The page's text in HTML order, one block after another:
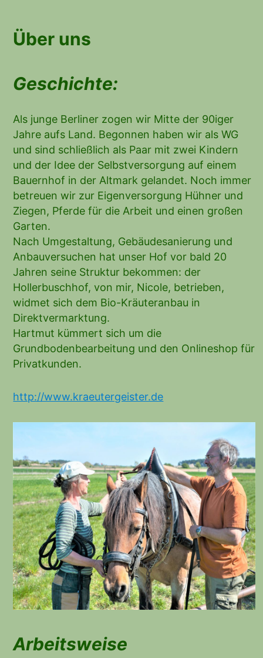
Über uns
Geschichte:
Als junge Berliner zogen wir Mitte der 90iger
Jahre aufs Land. Begonnen haben wir als WG
und sind schließlich als Paar mit zwei Kindern
und der Idee der Selbstversorgung auf einem
Bauernhof in der Altmark gelandet. Noch immer
betreuen wir zur Eigenversorgung Hühner und
Ziegen, Pferde für die Arbeit und einen großen
Garten.
Nach Umgestaltung, Gebäudesanierung und
Anbauversuchen hat unser Hof vor bald 20
Jahren seine Struktur bekommen: der
Hollerbuschhof, von mir, Nicole, betrieben,
widmet sich dem Bio-Kräuteranbau in
Direktvermarktung.
Hartmut kümmert sich um die
Grundbodenbearbeitung und den Onlineshop für
Privatkunden.
http://www.kraeutergeister.de
Arbeitsweise